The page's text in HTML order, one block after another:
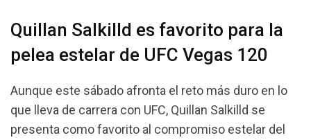
Quillan Salkilld es favorito para la
pelea estelar de UFC Vegas 120
Aunque este sábado afronta el reto más duro en lo
que lleva de carrera con UFC, Quillan Salkilld se
presenta como favorito al compromiso estelar del